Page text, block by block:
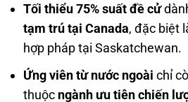
Tối thiểu 75% suất đề cử
tạm trú tại Canada, đặc biệt
hợp pháp tại Saskatchewan.
Ứng viên từ nước ngoài chỉ
thuộc ngành ưu tiên chiến